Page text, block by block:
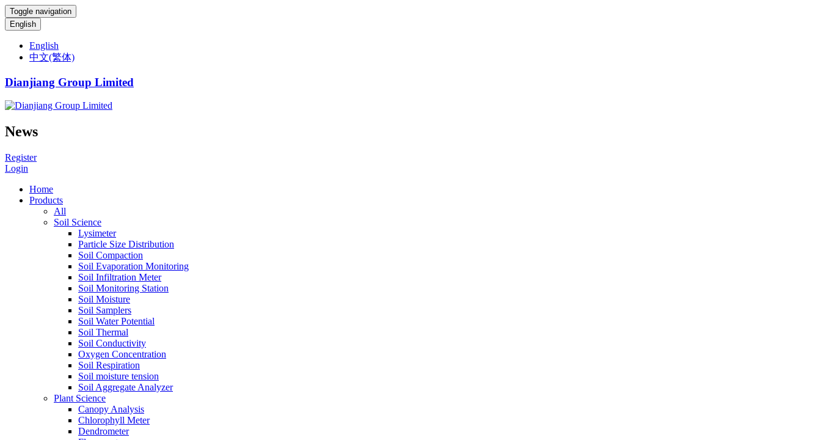
Toggle navigation
English
English
中文(繁体)
Dianjiang Group Limited
News
Register
Login
Home
Products
All
Soil Science
Lysimeter
Particle Size Distribution
Soil Compaction
Soil Evaporation Monitoring
Soil Infiltration Meter
Soil Monitoring Station
Soil Moisture
Soil Samplers
Soil Water Potential
Soil Thermal
Soil Conductivity
Oxygen Concentration
Soil Respiration
Soil moisture tension
Soil Aggregate Analyzer
Plant Science
Canopy Analysis
Chlorophyll Meter
Dendrometer